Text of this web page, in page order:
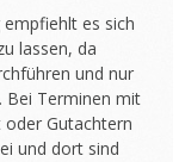
es sich
lassen, da
und nur
Bei Terminen mit
oder Gutachtern
und dort sind